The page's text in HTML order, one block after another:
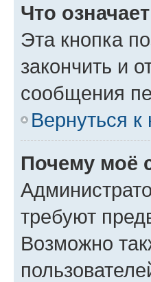
Что
Эта кнопка
закончить и
сообщения
Вернуться к
Почему моё
требуют
Возможно